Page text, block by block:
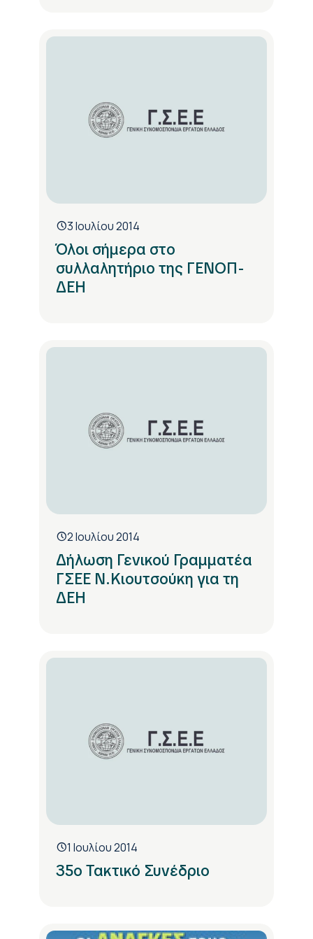
3 Ιουλίου 2014
Όλοι σήμερα στο
συλλαλητήριο της ΓΕΝΟΠ-
ΔΕΗ
2 Ιουλίου 2014
Δήλωση Γενικού Γραμματέα
ΓΣΕΕ Ν.Κιουτσούκη για τη
ΔΕΗ
1 Ιουλίου 2014
35ο Τακτικό Συνέδριο